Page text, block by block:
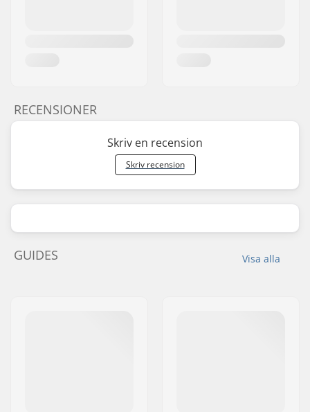
RECENSIONER
Skriv en recension
Skriv recension
Visa alla
GUIDES